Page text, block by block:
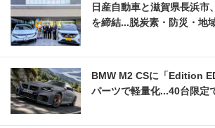
日産自動車と滋賀県長浜市
を締結...脱炭素・防災・地
BMW M2 CSに「Edition
パーツで軽量化...40台限定